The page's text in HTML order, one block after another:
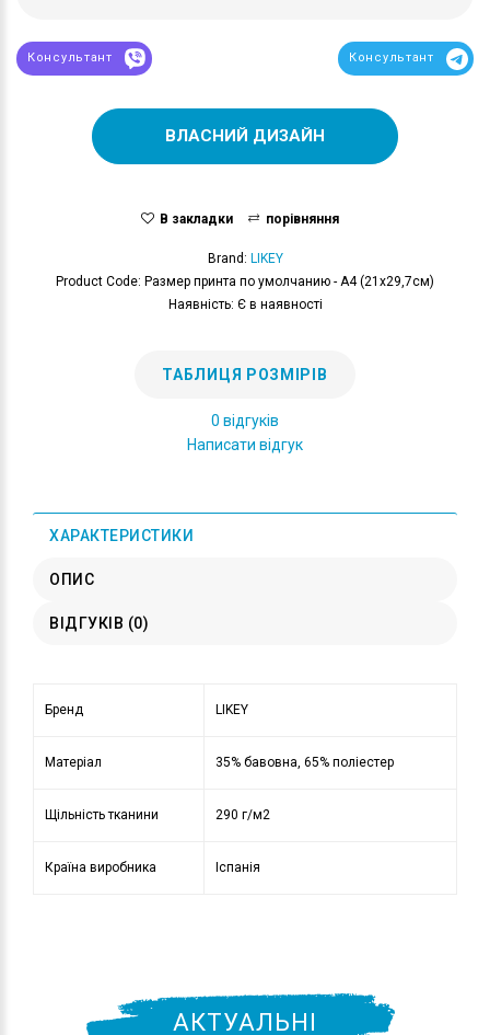
Консультант Консультант
ВЛАСНИЙ ДИЗАЙН
В закладки порівняння
Brand: LIKEY
Product Code: Размер принта по умолчанию - А4 (21x29,7см)
Наявність: Є в наявності
ТАБЛИЦЯ РОЗМІРІВ
0 відгуків
Написати відгук
ХАРАКТЕРИСТИКИ
ОПИС
ВІДГУКІВ (0)
Бренд LIKEY
Матеріал 35% бавовна, 65% поліестер
Щільність тканини 290 г/м2
Країна виробника Іспанія
АКТУАЛЬНІ